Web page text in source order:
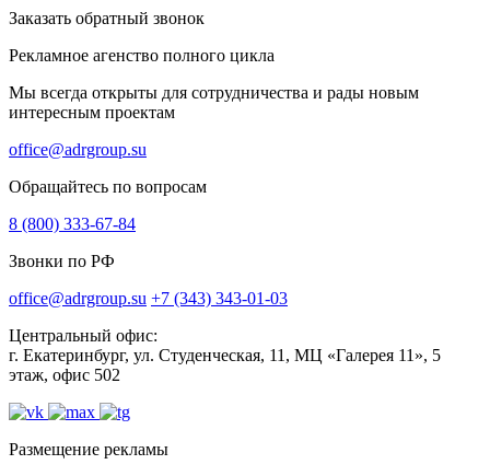
Заказать обратный звонок
Рекламное агенство полного цикла
Мы всегда открыты для сотрудничества и рады новым
интересным проектам
office@adrgroup.su
Обращайтесь по вопросам
8 (800) 333-67-84
Звонки по РФ
office@adrgroup.su +7 (343) 343-01-03
Центральный офис:
г. Екатеринбург, ул. Студенческая, 11, МЦ «Галерея 11», 5
этаж, офис 502
Размещение рекламы